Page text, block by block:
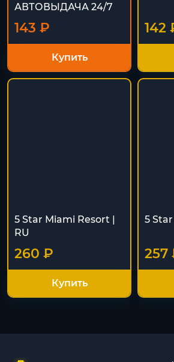
АВТОВЫДАЧА 24/7
143 ₽
Купить
142
5 Star Miami Resort |
RU
260 ₽
Купить
5
257